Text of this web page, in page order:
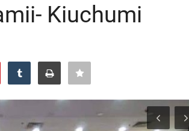
Kiuchumi